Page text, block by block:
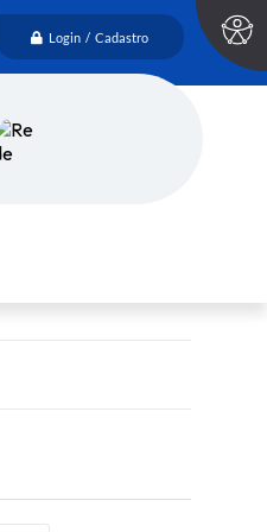
Login / Cadastro